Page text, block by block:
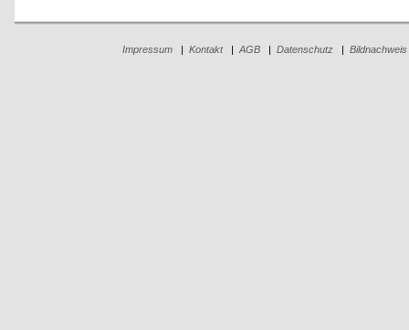
Impressum Kontakt| AGB Datenschutz Bildnachweis